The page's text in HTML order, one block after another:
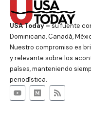
USA Today –su fuente
Dominicana, Canadá,
Nuestro compromiso es
y relevante sobre los
países, manteniendo
periodística.